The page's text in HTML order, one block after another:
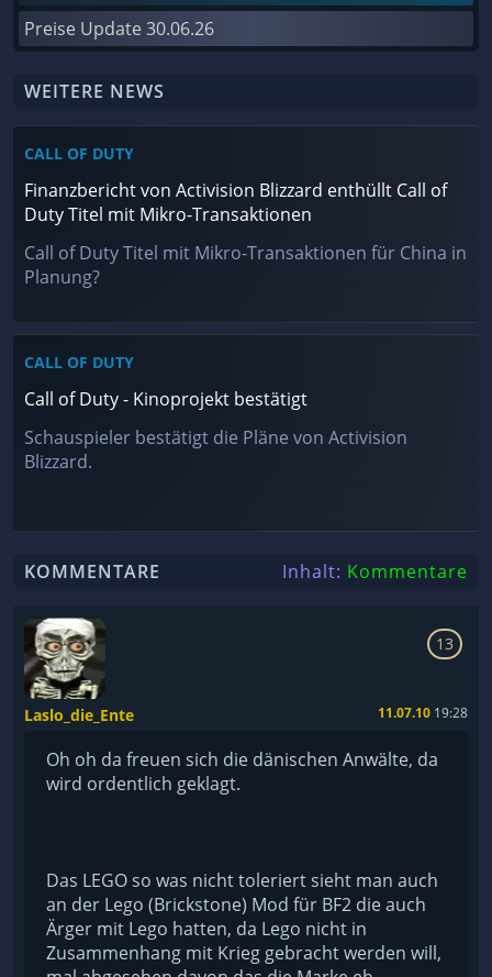
Preise Update 30.06.26
WEITERE NEWS
CALL OF DUTY
Finanzbericht von Activision Blizzard enthüllt Call of
Duty Titel mit Mikro-Transaktionen
Call of Duty Titel mit Mikro-Transaktionen für China in
Planung?
CALL OF DUTY
Call of Duty - Kinoprojekt bestätigt
Schauspieler bestätigt die Pläne von Activision
Blizzard.
KOMMENTARE Inhalt: Kommentare
13
Laslo_die_Ente 11.07.10 19:28
Oh oh da freuen sich die dänischen Anwälte, da
wird ordentlich geklagt.
Das LEGO so was nicht toleriert sieht man auch
an der Lego (Brickstone) Mod für BF2 die auch
Ärger mit Lego hatten, da Lego nicht in
Zusammenhang mit Krieg gebracht werden will,